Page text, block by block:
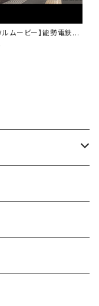
ルムービー】能勢電鉄51
生までの記録